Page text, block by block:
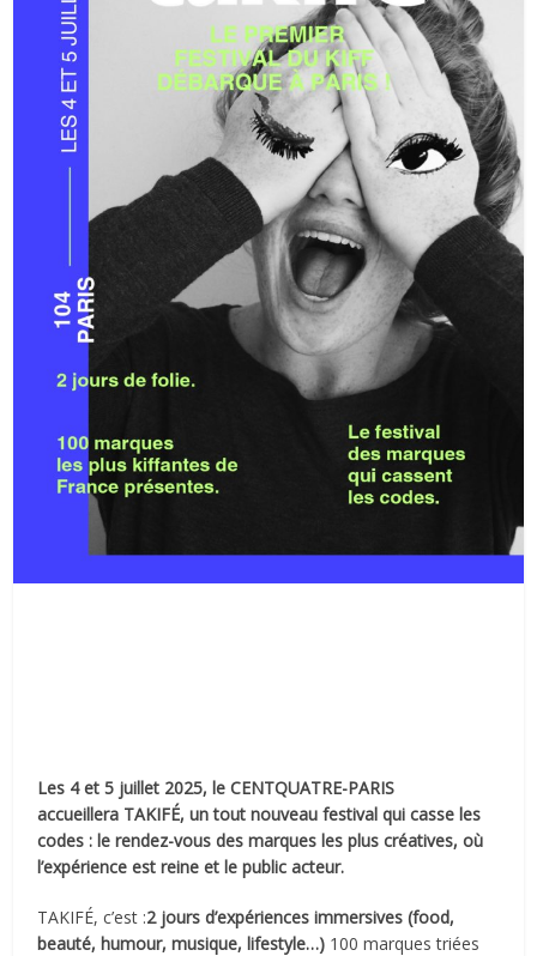
Les 4 et 5 juillet 2025, le CENTQUATRE-PARIS
accueillera TAKIFÉ, un tout nouveau festival qui casse les
codes : le rendez-vous des marques les plus créatives, où
l’expérience est reine et le public acteur.
TAKIFÉ, c’est :2 jours d’expériences immersives (food,
beauté, humour, musique, lifestyle…) 100 marques triées